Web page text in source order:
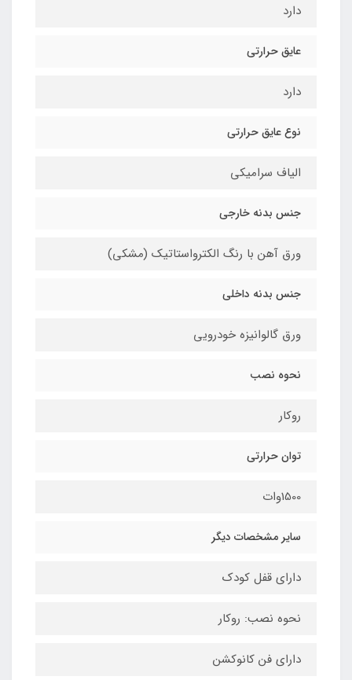
دارد
عایق حرارتی
دارد
نوع عایق حرارتی
الیاف سرامیکی
جنس بدنه خارجی
ورق آهن با رنگ الکترواستاتیک (مشکی)
جنس بدنه داخلی
ورق گالوانیزه خودرویی
نحوه نصب
روکار
توان حرارتی
1500وات
سایر مشخصات دیگر
دارای قفل کودک
نحوه نصب: روکار
دارای فن کانوکشن